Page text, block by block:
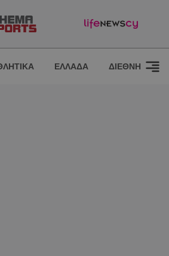
ΕΛΛΑΔΑ ΔΙΕΘΝΗ